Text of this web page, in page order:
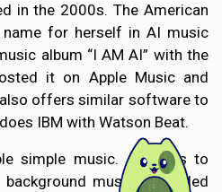
in the 2000s. The American
name for herself in AI music
album “I AM AI” with the
it on Apple Music and
offers similar software to
IBM with Watson Beat.
simple music. AI tends to
background music (so-called